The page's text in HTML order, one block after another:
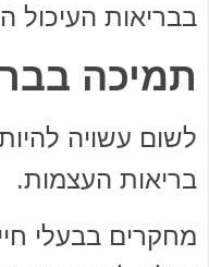
בבריאות העיכול
תמיכה
לשום עשויה
בריאות העצמות.
מחקרים בבעלי